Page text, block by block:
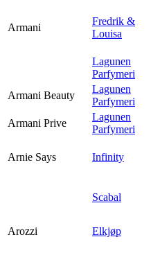
Armani
Fredrik &
Louisa
Lagunen
Parfymeri
Armani Beauty
Lagunen
Parfymeri
Armani Prive
Lagunen
Parfymeri
Arnie Says Infinity
Scabal
Arozzi
Elkjøp